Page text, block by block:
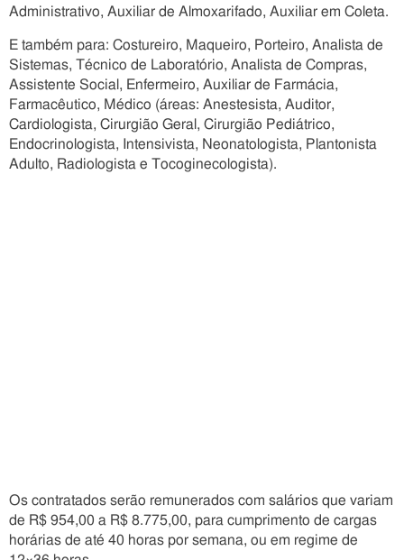
Administrativo, Auxiliar de Almoxarifado, Auxiliar em Coleta.
E também para: Costureiro, Maqueiro, Porteiro, Analista de
Sistemas, Técnico de Laboratório, Analista de Compras,
Assistente Social, Enfermeiro, Auxiliar de Farmácia,
Farmacêutico, Médico (áreas: Anestesista, Auditor,
Cardiologista, Cirurgião Geral, Cirurgião Pediátrico,
Endocrinologista, Intensivista, Neonatologista, Plantonista
Adulto, Radiologista e Tocoginecologista).
Os contratados serão remunerados com salários que variam
de R$ 954,00 a R$ 8.775,00, para cumprimento de cargas
horárias de até 40 horas por semana, ou em regime de